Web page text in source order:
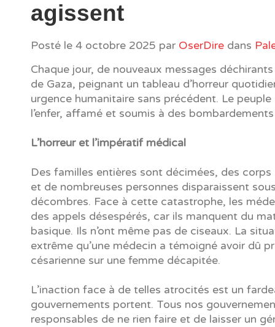
agissent
Posté le 4 octobre 2025 par OserDire dans
Chaque jour, de nouveaux messages
de Gaza, peignant un tableau d’horreur
urgence humanitaire sans précédent. Le peuple
l’enfer, affamé et soumis à des
L’horreur et l’impératif médical
Des familles entières sont décimées, des
et de nombreuses personnes disparaissent
décombres. Face à cette catastrophe, les
des appels désespérés, car ils manquent du
basique. Ils n’ont même pas de ciseaux. La
extrême qu’une médecin a témoigné avoir dû
césarienne sur une femme décapitée.
L’inaction face à de telles atrocités est un
gouvernements portent. Tous nos
responsables de ne rien faire et de laisser un